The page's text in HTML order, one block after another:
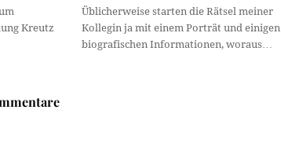
Kreutz
Üblicherweise starten die Rätsel meiner
Kollegin ja mit einem Porträt und einigen
biografischen Informationen, woraus…